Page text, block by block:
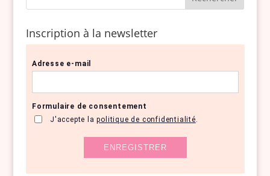
Inscription à la newsletter